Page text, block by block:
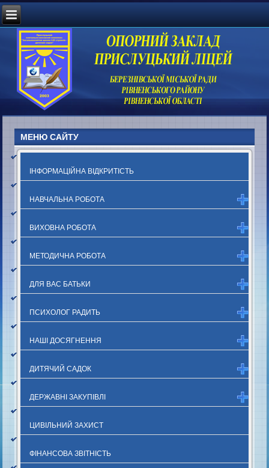
МЕНЮ САЙТУ
ІНФОРМАЦІЙНА ВІДКРИТІСТЬ
НАВЧАЛЬНА РОБОТА
ВИХОВНА РОБОТА
МЕТОДИЧНА РОБОТА
ДЛЯ ВАС БАТЬКИ
ПСИХОЛОГ РАДИТЬ
НАШІ ДОСЯГНЕННЯ
ДИТЯЧИЙ САДОК
ДЕРЖАВНІ ЗАКУПІВЛІ
ЦИВІЛЬНИЙ ЗАХИСТ
ФІНАНСОВА ЗВІТНІСТЬ